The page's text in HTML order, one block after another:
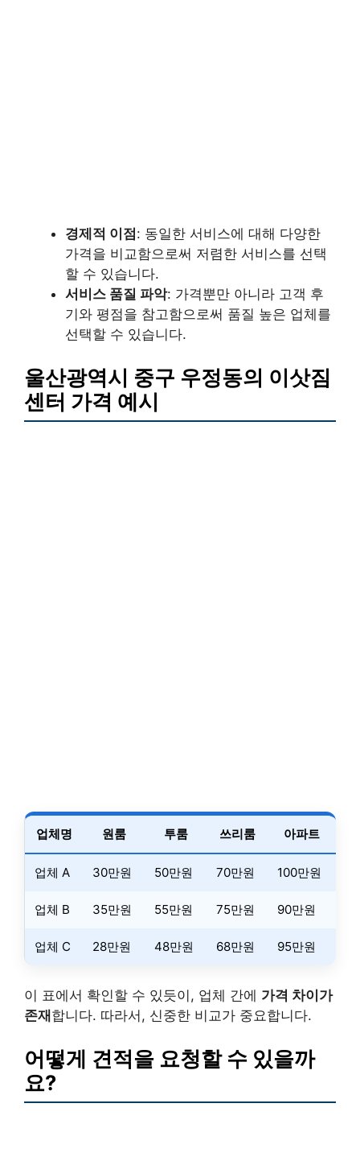
경제적 이점 : 동일한 서비스에 대해 다양한
가격을 비교함으로써 저렴한 서비스를 선택
할 수 있습니다.
서비스 품질 파악: 가격뿐만 아니라 고객 후
기와 평점을 참고함으로써 품질 높은 업체를
선택할 수 있습니다.
울산광역시 중구 우정동의 이삿짐
센터 가격 예시
업체명 원룸 투룸 쓰리룸 아파트
업체 A 30만원 50만원 70만원 100만원
업체 B 35만원 55만원 75만원 90만원
업체 C 28만원 48만원 68만원 95만원
이 표에서 확인할 수 있듯이, 업체 간에 가격 차이가
존재 합니다. 따라서, 신중한 비교가 중요합니다.
어떻게 견적을 요청할 수 있을까
요?